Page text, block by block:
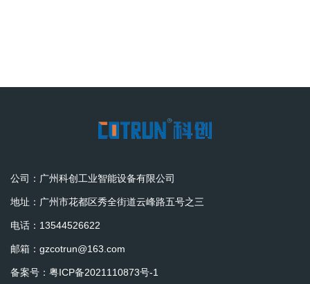
公司：广州科创工业智能设备有限公司
地址：广州市花都区秀全街道云峰路五号之三
电话：13544526622
邮箱：gzcotrun@163.com
备案号： 粤ICP备2021110873号-1